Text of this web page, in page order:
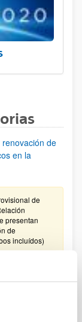
de
en la
de
presentan
de
incluídos)
cultura
2026